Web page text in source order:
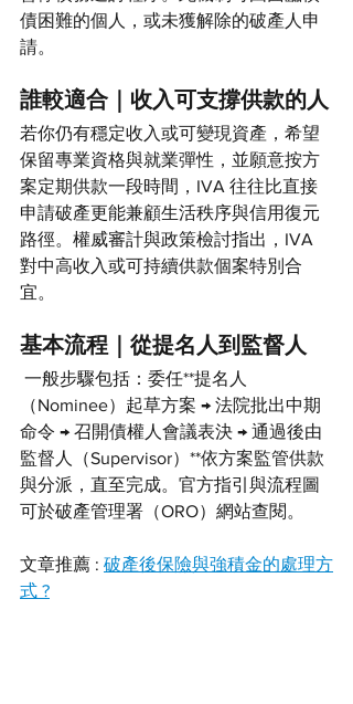
債困難的個人，或未獲解除的破產人申
請。
誰較適合｜收入可支撐供款的人
若你仍有穩定收入或可變現資產，希望
保留專業資格與就業彈性，並願意按方
案定期供款一段時間，IVA 往往比直接
申請破產更能兼顧生活秩序與信用復元
路徑。權威審計與政策檢討指出，IVA
對中高收入或可持續供款個案特別合
宜。
基本流程｜從提名人到監督人
（Nominee）起草方案 → 法院批出中期
命令 → 召開債權人會議表決 → 通過後由
監督人（Supervisor）**依方案監管供款
與分派，直至完成。官方指引與流程圖
可於破產管理署（ORO）網站查閱。
文章推薦 : 破產後保險與強積金的處理方
式 ?